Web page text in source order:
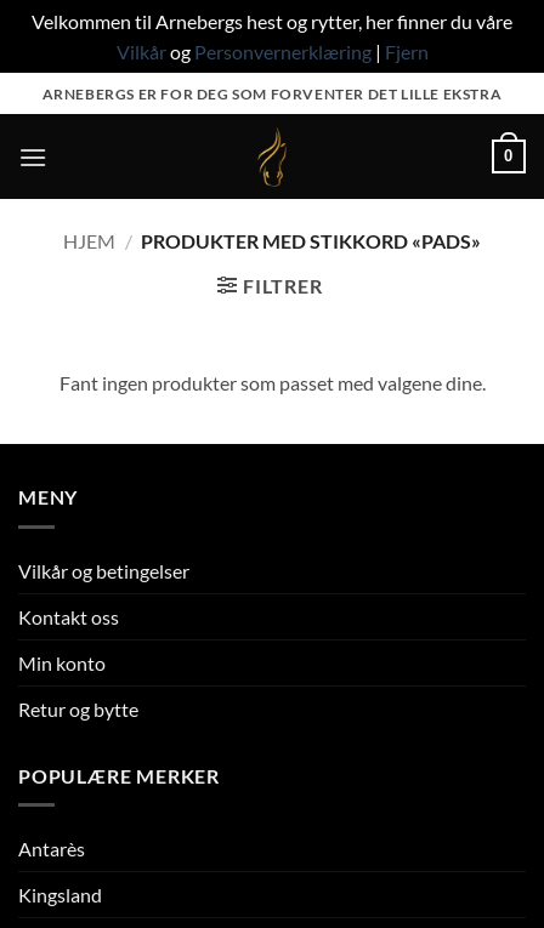
Velkommen til Arnebergs hest og rytter, her finner du våre
Vilkårog Personvernerklæring| Fjern
to
content
ARNEBERGS ER FOR DEG SOM FORVENTER DET LILLE EKSTRA
0
HJEM / PRODUKTER MED STIKKORD «PADS»
FILTRER
Fant ingen produkter som passet med valgene dine.
MENY
Vilkår og betingelser
Kontakt oss
Min konto
Retur og bytte
POPULÆRE MERKER
Antarès
Kingsland